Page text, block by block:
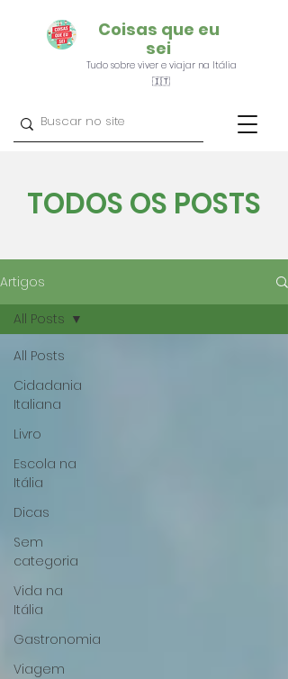
Coisas que eu
sei
Tudo sobre viver e viajar na Itália
🇮🇹
TODOS OS POSTS
Artigos
All Posts
Cidadania
Italiana
Livro
Escola na
Itália
Dicas
Sem
categoria
Vida na
Itália
Gastronomia
Viagem
All Posts